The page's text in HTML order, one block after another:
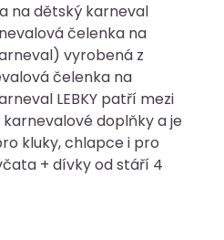
na dětský karneval
čelenka na
vyrobená z
čelenka na
LEBKY patří mezi
doplňky a je
kluky, chlapce i pro
+ dívky od stáří 4